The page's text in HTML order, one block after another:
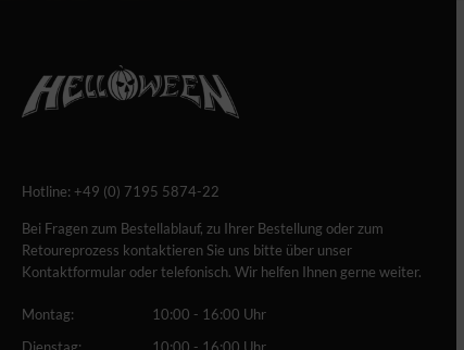
Hotline: +49 (0) 7195 5874-22
Bei Fragen zum Bestellablauf, zu Ihrer Bestellung oder zum
Retoureprozess kontaktieren Sie uns bitte über unser
Kontaktformular oder telefonisch. Wir helfen Ihnen gerne weiter.
Montag:
10:00 - 16:00 Uhr